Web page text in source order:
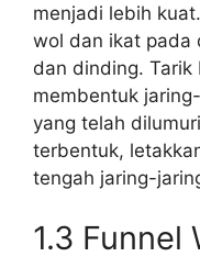
menjadi lebih
wol dan ikat pada
dan dinding.
membentuk
yang telah
terbentuk,
tengah jaring-
1.3 Funnel